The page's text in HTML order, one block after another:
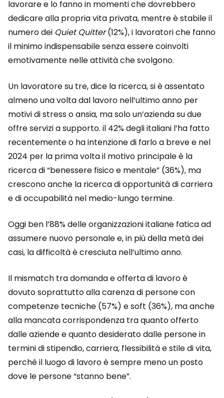
lavorare e lo fanno in momenti che dovrebbero
dedicare alla propria vita privata, mentre è stabile il
numero dei Quiet Quitter(12%), i lavoratori che fanno
il minimo indispensabile senza essere coinvolti
emotivamente nelle attività che svolgono.
Un lavoratore su tre, dice la ricerca, si è assentato
almeno una volta dal lavoro nell’ultimo anno per
motivi di stress o ansia, ma solo un’azienda su due
offre servizi a supporto. il 42% degli italiani l’ha fatto
recentemente o ha intenzione di farlo a breve e nel
2024 per la prima volta il motivo principale è la
ricerca di “benessere fisico e mentale” (36%), ma
crescono anche la ricerca di opportunità di carriera
e di occupabilità nel medio-lungo termine.
Oggi ben l’88% delle organizzazioni italiane fatica ad
assumere nuovo personale e, in più della metà dei
casi, la difficoltà è cresciuta nell’ultimo anno.
Il mismatch tra domanda e offerta di lavoro è
dovuto soprattutto alla carenza di persone con
competenze tecniche (57%) e soft (36%), ma anche
alla mancata corrispondenza tra quanto offerto
dalle aziende e quanto desiderato dalle persone in
termini di stipendio, carriera, flessibilità e stile di vita,
perché il luogo di lavoro è sempre meno un posto
dove le persone “stanno bene”.